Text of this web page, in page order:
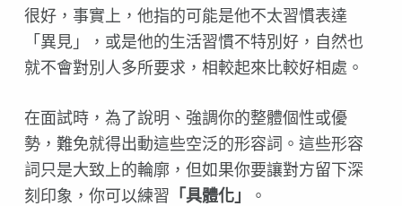
很好，事實上，他指的可能是他不太習慣表達
「異見」，或是他的生活習慣不特別好，自然也
就不會對別人多所要求，相較起來比較好相處。
在面試時，為了說明、強調你的整體個性或優
勢，難免就得出動這些空泛的形容詞。這些形容
詞只是大致上的輪廓，但如果你要讓對方留下深
刻印象，你可以練習 「具體化」 。